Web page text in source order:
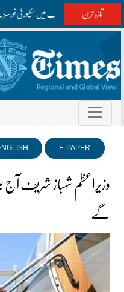
تازہ ترینواشک اور مستونگ میں سکیورٹی فورسز کے
E-PAPER
وزیراعظم شہباز شریف آج
گے